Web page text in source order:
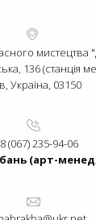
мистецтва
136 (станція
Україна, 03150
(067) 235-94-06
(арт-